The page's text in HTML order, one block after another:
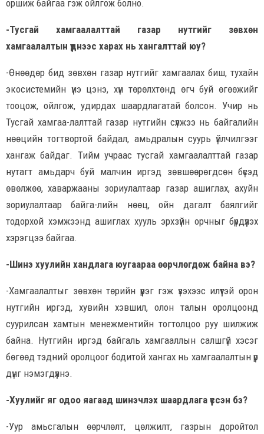
оршиж байгаа гэж ойлгож болно.
-Тусгай хамгаалалттай газар нутгийг зөвхөн
хамгаалалтын үүднээс харах нь хангалттай юу?
-Өнөөдөр бид зөвхөн газар нутгийг хамгаалах биш, тухайн
экосистемийн үнэ цэнэ, хүн төрөлхтөнд өгч буй өгөөжийг
тооцож, ойлгож, удирдах шаардлагатай болсон. Учир нь
Тусгай хамгаа-лалттай газар нутгийн сүлжээ нь байгалийн
нөөцийн тогтвортой байдал, амьдралын суурь үйлчилгээг
хангаж байдаг. Тийм учраас тусгай хамгаалалттай газар
нутагт амьдарч буй малчин иргэд зөвшөөрөгдсөн бүсэд
өвөлжөө, хаваржааны зориулалтаар газар ашиглах, ахуйн
зориулалтаар байга-лийн нөөц, ойн дагалт баялгийг
тодорхой хэмжээнд ашиглах хууль эрхзүйн орчныг бүрдүүлэх
хэрэгцээ байгаа.
-Шинэ хуулийн хандлага юугаараа өөрчлөгдөж байна вэ?
-Хамгаалалтыг зөвхөн төрийн үүрэг гэж үзэхээс илүүтэй орон
нутгийн иргэд, хувийн хэвшил, олон талын оролцоонд
суурилсан хамтын менежментийн тогтолцоо руу шилжиж
байна. Нутгийн иргэд байгаль хамгааллын салшгүй хэсэг
бөгөөд тэдний оролцоог бодитой хангах нь хамгаалалтын үр
дүнг нэмэгдүүлнэ.
-Хуулийг яг одоо яагаад шинэчлэх шаардлага үүссэн бэ?
-Уур амьсгалын өөрчлөлт, цөлжилт, газрын доройтол